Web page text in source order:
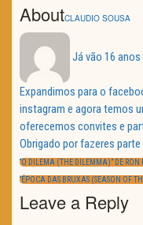
AboutCLAUDIO SOUSA
Já vão 16
Expandimos para o
instagram e agora temos
oferecemos convites e
Obrigado por fazeres parte
Navegação
de
artigos
PREVIOUS
“O DILEMA (THE DILEMMA)” DE RON
NEXT
“ÉPOCA DAS BRUXAS (SEASON OF
Leave a Reply